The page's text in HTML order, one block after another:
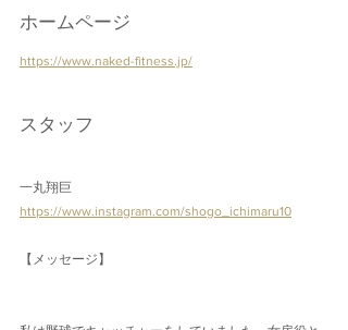
ホームページ
https://www.naked-fitness.jp/
スタッフ
一丸翔巨
https://www.instagram.com/shogo_ichimaru10
【メッセージ】